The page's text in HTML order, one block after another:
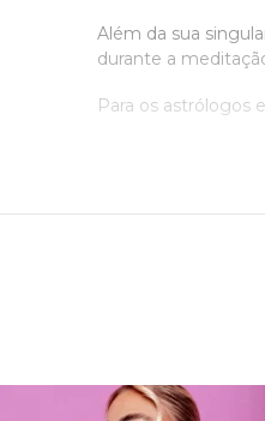
Além da sua
durante a
Para os astrólogos
Seguindo as
são perfeitos e
ouro branco dão